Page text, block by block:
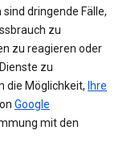
dringende Fälle,
zu
zu reagieren oder
zu
die Möglichkeit, Ihre
Google
mit den